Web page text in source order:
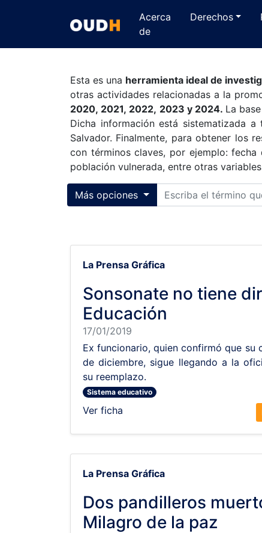
Acerca
de
Derechos
Esta es una herramienta ideal de
otras actividades relacionadas a la
2020, 2021, 2022, 2023 y 2024. La
Dicha información está sistematizada
Salvador. Finalmente, para obtener los
con términos claves, por ejemplo:
población vulnerada, entre otras
Toggle collapse
Más opciones
La Prensa Gráfica
Sonsonate no tiene
Educación
17/01/2019
Ex funcionario, quien confirmó que su
de diciembre, sigue llegando a la
su reemplazo.
Sistema educativo
Ver ficha
La Prensa Gráfica
Dos pandilleros
Milagro de la paz